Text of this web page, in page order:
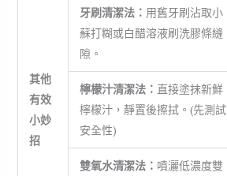
其他
有效
小妙
招
牙刷清潔法： 用舊牙刷沾取小
蘇打糊或白醋溶液刷洗膠條縫
隙。
檸檬汁清潔法： 直接塗抹新鮮
檸檬汁，靜置後擦拭。(先測試
安全性)
雙氧水清潔法： 噴灑低濃度雙